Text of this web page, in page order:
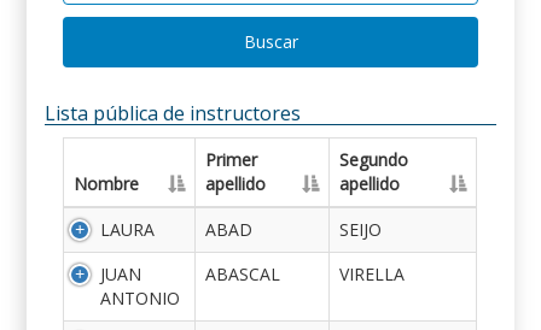
Buscar
Lista pública de instructores
Nombre
Primer
apellido
Segundo
apellido
LAURA
ABAD
SEIJO
JUAN
ANTONIO
ABASCAL VIRELLA